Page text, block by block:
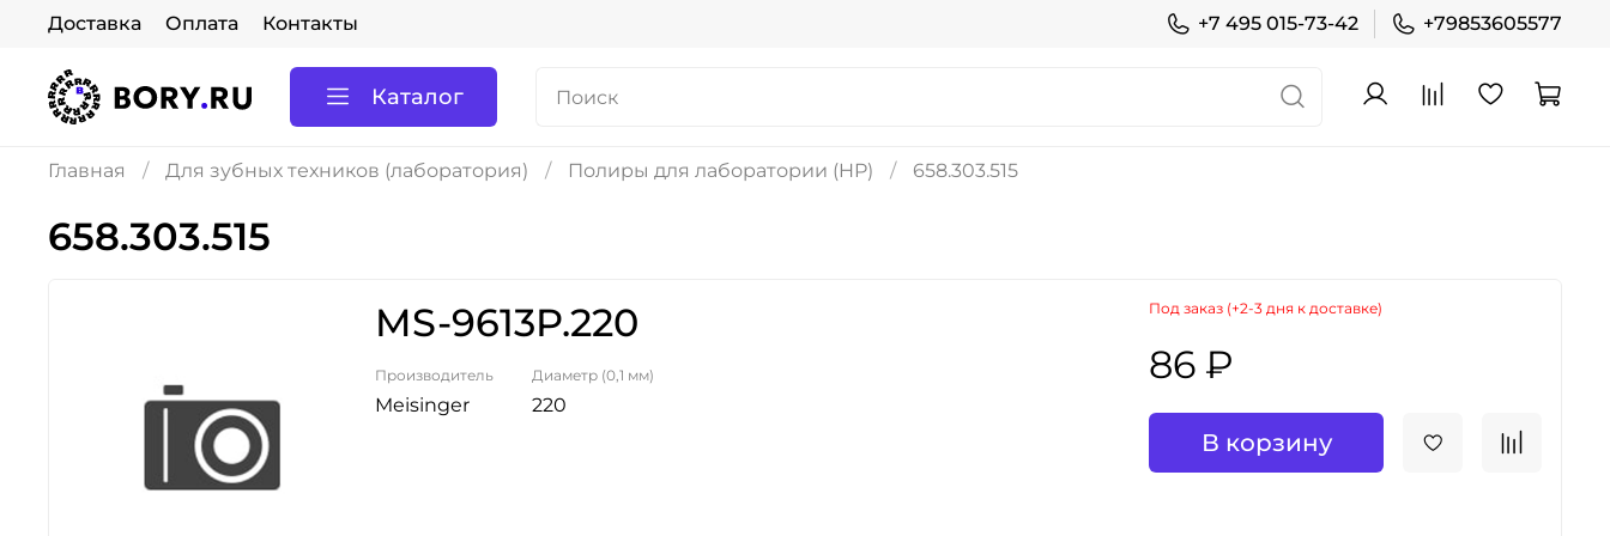
Доставка Оплата Контакты +7 495 015-73-42 +79853605577
Каталог
Главная Для зубных техников (лаборатория) Полиры для лаборатории (HP) 658.303.515
658.303.515
MS-9613P.220
Производитель
Meisinger
Диаметр (0,1 мм)
220
Под заказ (+2-3 дня к доставке)
86 ₽
В корзину